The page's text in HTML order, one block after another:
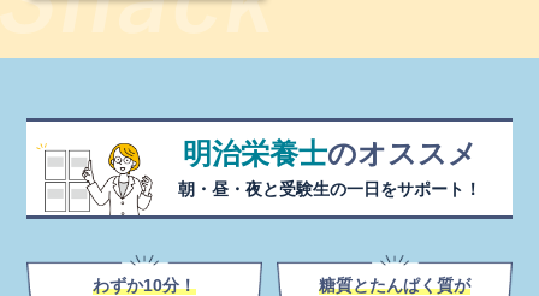
明治栄養士のオススメ
朝・昼・夜と受験生の一日をサポート！
わずか10分！
糖質とたんぱく質が